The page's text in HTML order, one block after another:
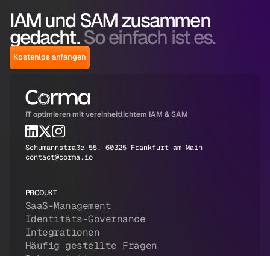
IAM und SAM zusammen
gedacht.So einfach ist es.
Kostenlos anfangen
IT optimieren mit vereinheitlichtem IAM & SAM
Schumannstraße 55, 60325 Frankfurt am Main
contact@corma.io
PRODUKT
SaaS-Management
Identitäts-Governance
Integrationen
Häufig gestellte Fragen